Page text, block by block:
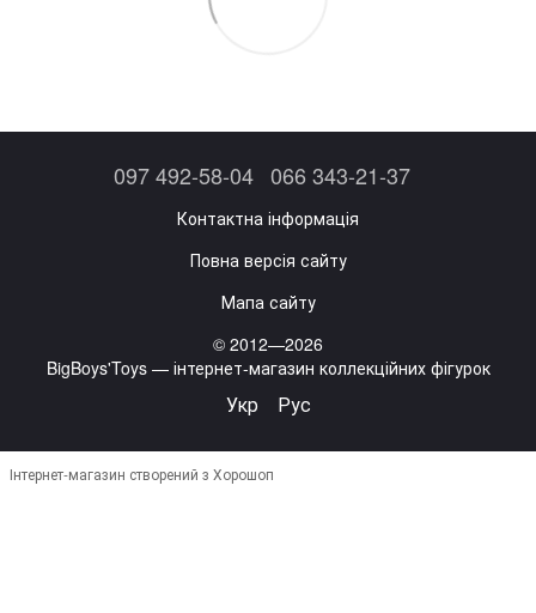
097 492-58-04 066 343-21-37
Контактна інформація
Повна версія сайту
Мапа сайту
© 2012—2026
BigBoys'Toys — інтернет-магазин коллекційних фігурок
Укр Рус
Інтернет-магазин створений з Хорошоп